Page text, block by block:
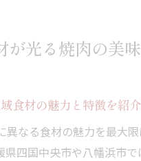
が光る焼肉の美
食材の魅力と特徴を紹介
異なる食材の魅力を最大
県四国中央市や八幡浜市で